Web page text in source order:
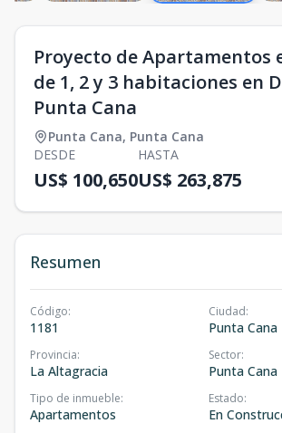
Proyecto de Apartamentos
de 1, 2 y 3 habitaciones en
Punta Cana
Punta Cana, Punta Cana
DESDE
US$ 100,650
HASTA
US$ 263,875
Resumen
Código:
1181
Ciudad:
Punta Cana
Provincia:
La Altagracia
Sector:
Punta Cana
Tipo de inmueble:
Apartamentos
Estado:
En